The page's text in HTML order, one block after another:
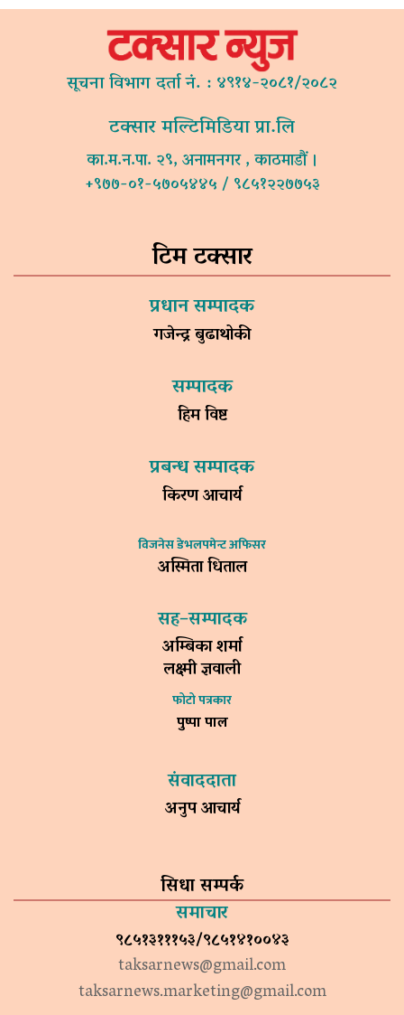
सूचना विभाग दर्ता नं. : ४९१४-२०८१/२०८२
टक्सार मल्टिमिडिया प्रा.लि
का.म.न.पा. २९, अनामनगर , काठमाडौं ।
+९७७-०१-५७०५४४५ / ९८५१२२७७५३
टिम टक्सार
प्रधान सम्पादक
गजेन्द्र बुढाथोकी
सम्पादक
हिम विष्ट
प्रबन्ध सम्पादक
किरण आचार्य
विजनेस डेभलपमेन्ट अफिसर
अस्मिता धिताल
सह–सम्पादक
अम्बिका शर्मा
लक्ष्मी ज्ञवाली
फोटो पत्रकार
पुष्पा पाल
संवाददाता
अनुप आचार्य
सिधा सम्पर्क
समाचार
९८५१३१११५३/९८५१४१००४३
taksarnews@gmail.com
taksarnews.marketing@gmail.com